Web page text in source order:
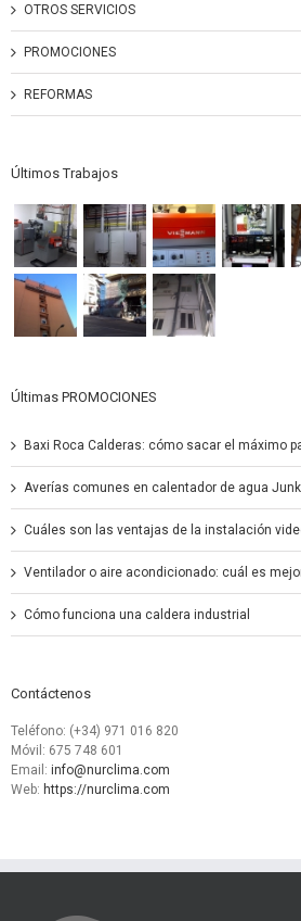
OTROS SERVICIOS
PROMOCIONES
REFORMAS
Últimos Trabajos
Últimas PROMOCIONES
Baxi Roca Calderas: cómo sacar el máximo
Averías comunes en calentador de agua
Cuáles son las ventajas de la instalación
Ventilador o aire acondicionado: cuál es
Cómo funciona una caldera industrial
Contáctenos
Teléfono: (+34) 971 016 820
Móvil: 675 748 601
Email: info@nurclima.com
Web: https://nurclima.com